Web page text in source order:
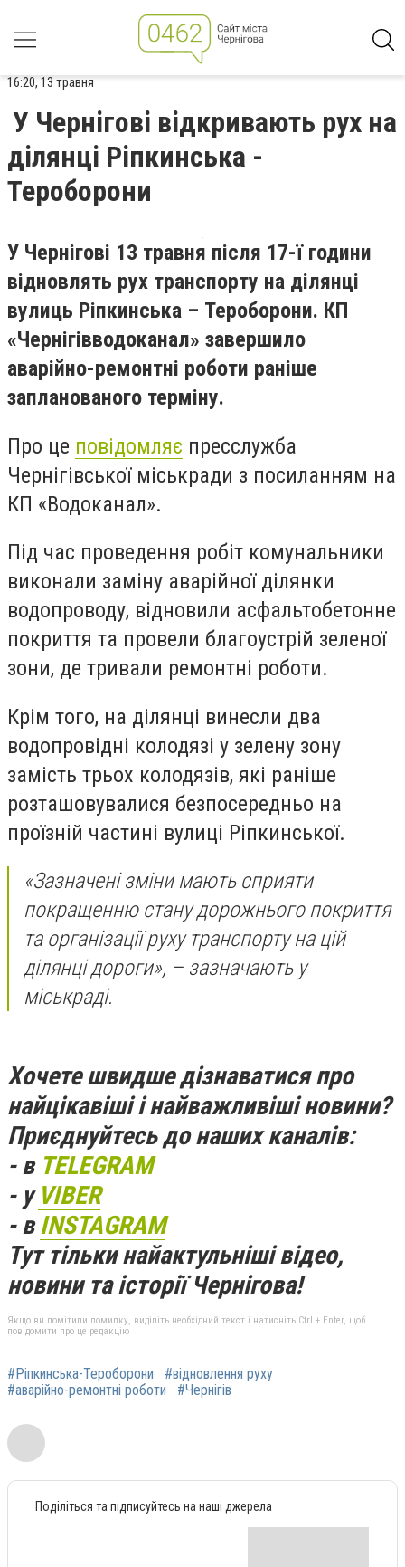
16:20, 13 травня
У Чернігові відкривають рух на
ділянці Ріпкинська -
Тероборони
У Чернігові 13 травня після 17-ї години
відновлять рух транспорту на ділянці
вулиць Ріпкинська – Тероборони. КП
«Чернігівводоканал» завершило
аварійно-ремонтні роботи раніше
запланованого терміну.
Про це повідомляє пресслужба
Чернігівської міськради з посиланням на
КП «Водоканал».
Під час проведення робіт комунальники
виконали заміну аварійної ділянки
водопроводу, відновили асфальтобетонне
покриття та провели благоустрій зеленої
зони, де тривали ремонтні роботи.
Крім того, на ділянці винесли два
водопровідні колодязі у зелену зону
замість трьох колодязів, які раніше
розташовувалися безпосередньо на
проїзній частині вулиці Ріпкинської.
«Зазначені зміни мають сприяти
покращенню стану дорожнього покриття
та організації руху транспорту на цій
ділянці дороги», – зазначають у
міськраді.
Хочете швидше дізнаватися про
найцікавіші і найважливіші новини?
Приєднуйтесь до наших каналів:
- в TELEGRAM
- у VIBER
- вINSTAGRAM
Тут тільки найактульніші відео,
новини та історії Чернігова!
Якщо ви помітили помилку, виділіть необхідний текст і натисніть Ctrl + Enter, щоб
повідомити про це редакцію
#Ріпкинська-Тероборони
#відновлення руху
#аварійно-ремонтні роботи
#Чернігів
Поділіться та підписуйтесь на наші джерела